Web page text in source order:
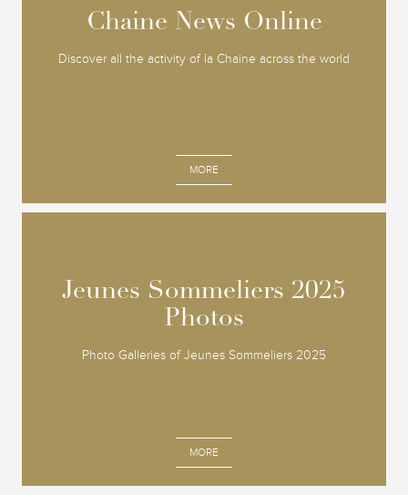
Chaine News Online
Discover all the activity of la Chaine across the world
MORE
Chaine News Online
Jeunes Sommeliers 2025
Photos
Photo Galleries of Jeunes Sommeliers 2025
MORE
Jeunes Sommeliers 2025
Photos